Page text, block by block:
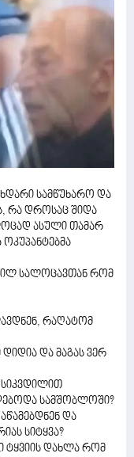
სამწუხარო და
რა დროსაც შიდა
ასული თამარ
სალოცავთან რომ
რაღატომ
და მაგას ვერ
სიკვდილით
სამშობლოში?
და
სიტყვა?
ტყვიის დახლა რომ